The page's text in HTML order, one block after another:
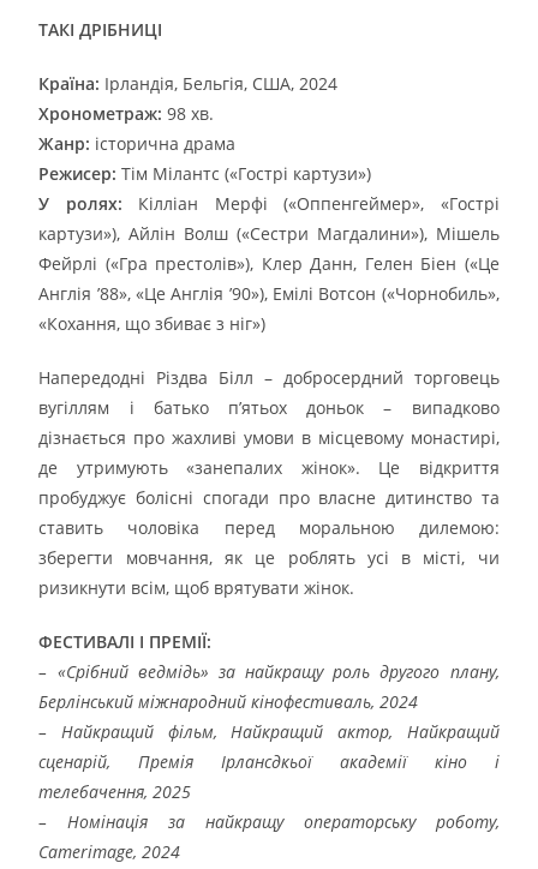
ТАКІ ДРІБНИЦІ
Країна: Ірландія, Бельгія, США, 2024
Хронометраж: 98 хв.
Жанр: історична драма
Режисер: Тім Мілантс («Гострі картузи»)
У ролях: Кілліан Мерфі («Оппенгеймер», «Гострі
картузи»), Айлін Волш («Сестри Магдалини»), Мішель
Фейрлі («Гра престолів»), Клер Данн, Гелен Біен («Це
Англія ’88», «Це Англія ’90»), Емілі Вотсон («Чорнобиль»,
«Кохання, що збиває з ніг»)
Напередодні Різдва Білл – добросердний торговець
вугіллям і батько п’ятьох доньок – випадково
дізнається про жахливі умови в місцевому монастирі,
де утримують «занепалих жінок». Це відкриття
пробуджує болісні спогади про власне дитинство та
ставить чоловіка перед моральною дилемою:
зберегти мовчання, як це роблять усі в місті, чи
ризикнути всім, щоб врятувати жінок.
ФЕСТИВАЛІ І ПРЕМІЇ:
– «Срібний ведмідь» за найкращу роль другого плану,
Берлінський міжнародний кінофестиваль, 2024
– Найкращий фільм, Найкращий актор, Найкращий
сценарій, Премія Ірлансдкьої академії кіно і
телебачення, 2025
– Номінація за найкращу операторську роботу,
Camerimage, 2024